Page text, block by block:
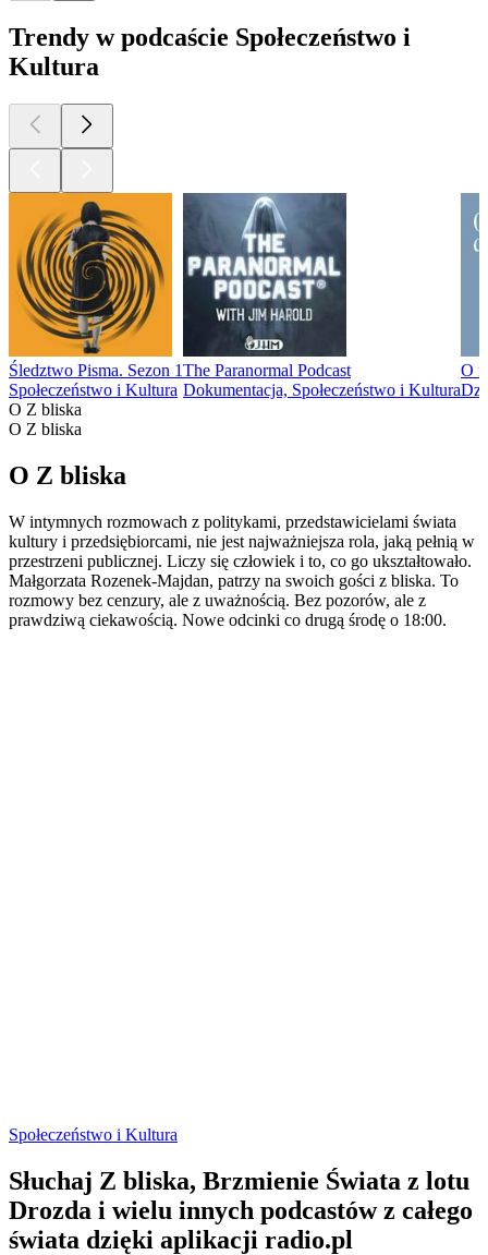
Trendy w podcaście Społeczeństwo i
Kultura
Śledztwo Pisma. Sezon 1
Społeczeństwo i Kultura
The Paranormal Podcast
Dokumentacja, Społeczeństwo i Kultura
O
O Z bliska
O Z bliska
O Z bliska
W intymnych rozmowach z politykami, przedstawicielami świata
kultury i przedsiębiorcami, nie jest najważniejsza rola, jaką pełnią w
przestrzeni publicznej. Liczy się człowiek i to, co go ukształtowało.
Małgorzata Rozenek-Majdan, patrzy na swoich gości z bliska. To
rozmowy bez cenzury, ale z uważnością. Bez pozorów, ale z
prawdziwą ciekawością. Nowe odcinki co drugą środę o 18:00.
Społeczeństwo i Kultura
Słuchaj Z bliska, Brzmienie Świata z lotu
Drozda i wielu innych podcastów z całego
świata dzięki aplikacji radio.pl